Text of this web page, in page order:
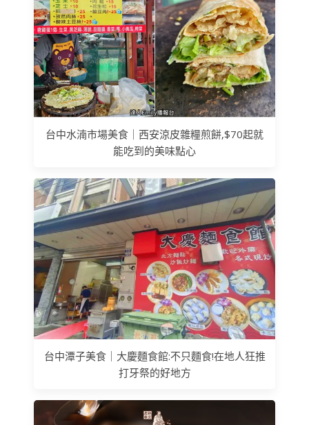
台中水湳市場美食｜西安涼皮雜糧煎餅,$70起就
能吃到的美味點心
台中潭子美食｜大慶麵食館:不只麵食!在地人狂推
打牙祭的好地方